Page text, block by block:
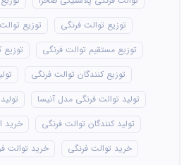
توزیع توالت فرنگی
توزیع
توزیع مستقیم توالت فرنگی
توزیع
توزیع کنندگان توالت فرنگی
تولید توالت فرنگی مدل آنیسا
تولید کنندگان توالت فرنگی
خرید
خرید توالت فرنگی
خرید توالت